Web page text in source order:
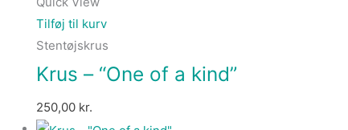
Tilføj til kurv
Stentøjskrus
Krus – “One of a kind”
250,00 kr.